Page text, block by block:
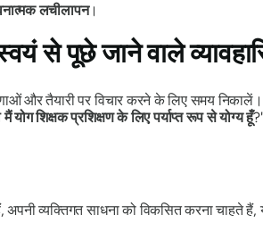
लचीलापन।
से पूछे जाने वाले
और तैयारी पर विचार करने के लिए समय
मैं योग शिक्षक प्रशिक्षण के लिए पर्याप्त रूप से योग्य हूँ
व्यक्तिगत साधना को विकसित करना चाहते